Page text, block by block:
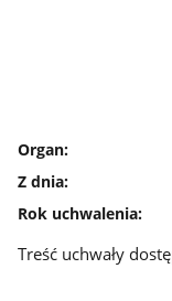
Organ:
Z dnia:
Rok uchwalenia:
Treść uchwały